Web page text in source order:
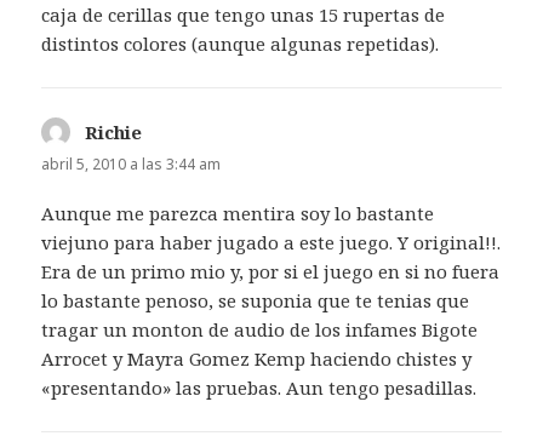
caja de cerillas que tengo unas 15 rupertas de
distintos colores (aunque algunas repetidas).
Richie
abril 5, 2010 a las 3:44 am
Aunque me parezca mentira soy lo bastante
viejuno para haber jugado a este juego. Y original!!.
Era de un primo mio y, por si el juego en si no fuera
lo bastante penoso, se suponia que te tenias que
tragar un monton de audio de los infames Bigote
Arrocet y Mayra Gomez Kemp haciendo chistes y
«presentando» las pruebas. Aun tengo pesadillas.